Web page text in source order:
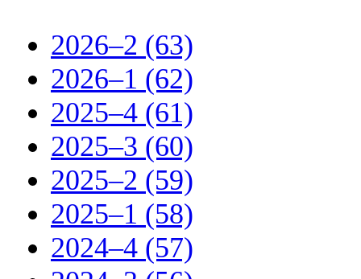
2026–2 (63)
2026–1 (62)
2025–4 (61)
2025–3 (60)
2025–2 (59)
2025–1 (58)
2024–4 (57)